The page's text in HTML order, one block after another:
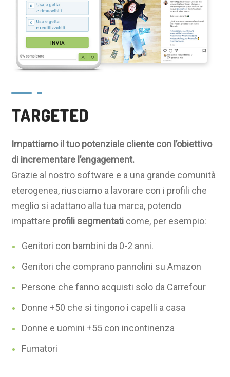
TARGETED
Impattiamo il tuo potenziale cliente con l’obiettivo
di incrementare l’engagement.
Grazie al nostro software e a una grande comunità
eterogenea, riusciamo a lavorare con i profili che
meglio si adattano alla tua marca, potendo
impattare profili segmentati come, per esempio:
Genitori con bambini da 0-2 anni.
Genitori che comprano pannolini su Amazon
Persone che fanno acquisti solo da Carrefour
Donne +50 che si tingono i capelli a casa
Donne e uomini +55 con incontinenza
Fumatori